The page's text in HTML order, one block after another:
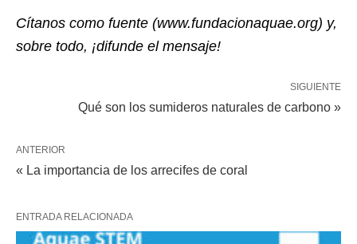
Cítanos como fuente (www.fundacionaquae.org) y,
sobre todo, ¡difunde el mensaje!
SIGUIENTE
Qué son los sumideros naturales de carbono »
ANTERIOR
« La importancia de los arrecifes de coral
ENTRADA RELACIONADA